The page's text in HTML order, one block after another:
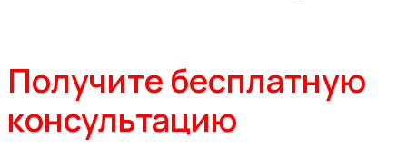
Получите бесплатную
консультацию